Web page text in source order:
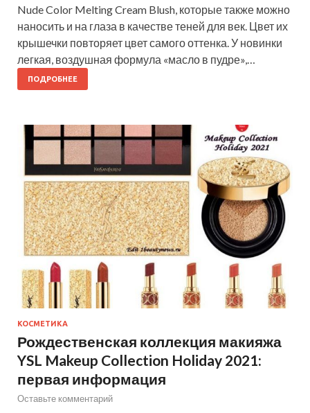
Nude Color Melting Cream Blush, которые также можно
наносить и на глаза в качестве теней для век. Цвет их
крышечки повторяет цвет самого оттенка. У новинки
легкая, воздушная формула «масло в пудре»,…
ПОДРОБНЕЕ
КОСМЕТИКА
Рождественская коллекция макияжа
YSL Makeup Collection Holiday 2021:
первая информация
Оставьте комментарий